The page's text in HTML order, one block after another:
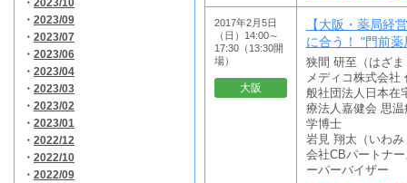
・ 2023/09
・ 2023/07
・ 2023/06
・ 2023/04
・ 2023/03
・ 2023/02
・ 2023/01
・ 2022/12
・ 2022/10
・ 2022/09
2017年2月5日
（日）14:00～
17:30（13:30開
場）
大阪
【大阪・薬局経
に合う！ "門前
狭間 研至（はざ
メディコ株式会社
般社団法人日本在
療法人嘉健会 思
学博士
岩見 翔太（いわ
会社CBパートナ
ーパーバイザー